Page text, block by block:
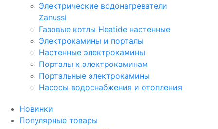
Электрические водонагреватели
Zanussi
Газовые котлы Heatide настенные
Электрокамины и порталы
Настенные электрокамины
Порталы к электрокаминам
Портальные электрокамины
Насосы водоснабжения и отопления
Новинки
Популярные товары